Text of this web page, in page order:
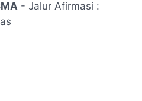
- Jalur Afirmasi :